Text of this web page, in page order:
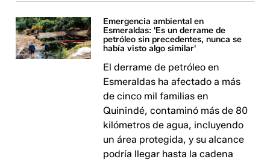
Emergencia ambiental en
Esmeraldas: 'Es un derrame de
petróleo sin precedentes, nunca se
había visto algo similar'
El derrame de petróleo en
Esmeraldas ha afectado a más
de cinco mil familias en
Quinindé, contaminó más de 80
kilómetros de agua, incluyendo
un área protegida, y su alcance
podría llegar hasta la cadena